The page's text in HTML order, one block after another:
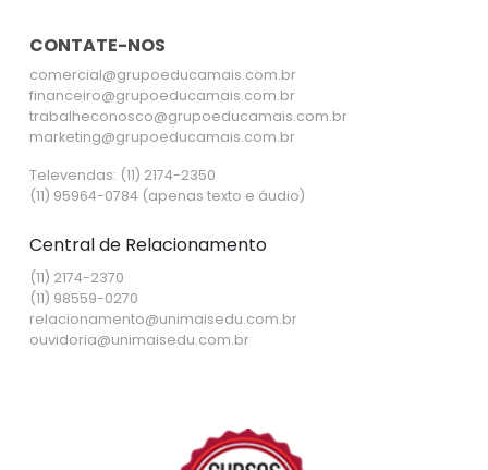
CONTATE-NOS
comercial@grupoeducamais.com.br
financeiro@grupoeducamais.com.br
trabalheconosco@grupoeducamais.com.br
marketing@grupoeducamais.com.br
Televendas: (11) 2174-2350
(11) 95964-0784 (apenas texto e áudio)
Central de Relacionamento
(11) 2174-2370
(11) 98559-0270
relacionamento@unimaisedu.com.br
ouvidoria@unimaisedu.com.br